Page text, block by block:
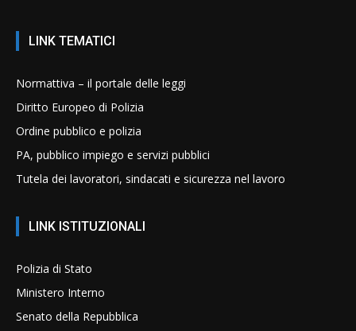
LINK TEMATICI
Normattiva – il portale delle leggi
Diritto Europeo di Polizia
Ordine pubblico e polizia
PA, pubblico impiego e servizi pubblici
Tutela dei lavoratori, sindacati e sicurezza nel lavoro
LINK ISTITUZIONALI
Polizia di Stato
Ministero Interno
Senato della Repubblica